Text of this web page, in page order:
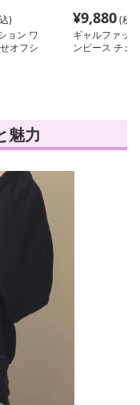
)
ョン ワ
オフシ
¥9,880(税
ギャルファッ
ンピース チェ
魅力